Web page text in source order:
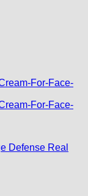
Defense Real